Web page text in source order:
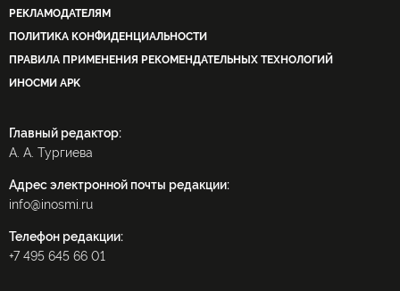
РЕКЛАМОДАТЕЛЯМ
ПОЛИТИКА КОНФИДЕНЦИАЛЬНОСТИ
ПРАВИЛА ПРИМЕНЕНИЯ РЕКОМЕНДАТЕЛЬНЫХ ТЕХНОЛОГИЙ
ИНОСМИ APK
Главный редактор:
А. А. Тургиева
Адрес электронной почты редакции:
info@inosmi.ru
Телефон редакции:
+7 495 645 66 01